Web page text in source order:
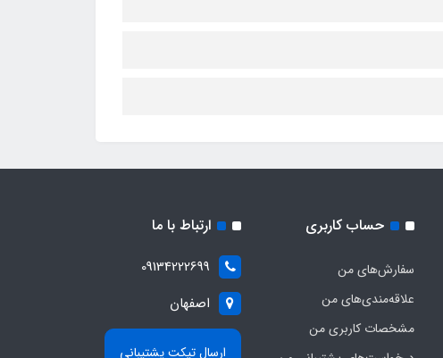
حساب کاربری
سفارش‌های من
علاقه‌مندی‌های من
مشخصات کاربری من
ارتباط با ما
09134222699
اصفهان
ارسال تیکت پشتیبانی